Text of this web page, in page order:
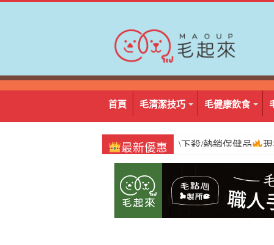
首頁 毛清潔技巧 毛健康飲食
最新優惠 \必囤/阿姆好棒棒